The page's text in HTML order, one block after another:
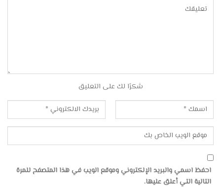
شكرًا لك على التعليق
احفظ اسمي والبريد الإلكتروني وموقع الويب في هذا المتصفح للمرة
التالية التي أعلق عليها.